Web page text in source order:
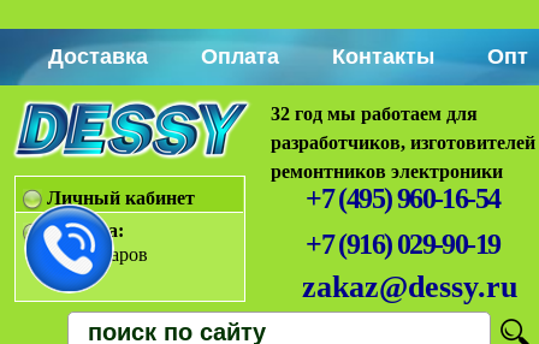
Доставка Оплата Контакты Опт
32 год мы работаем для
разработчиков,
ремонтников электроники
+7 (495) 960-16-54
+7 (916) 029-90-19
zakaz@dessy.ru
Личный кабинет
Корзина:
Нет товаров